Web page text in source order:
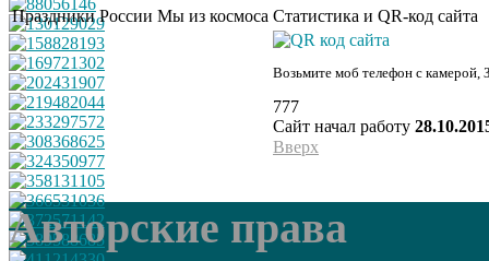
Праздники России Мы из космоса Статистика и QR-код сайта
Возьмите моб телефон с камерой,
777
Сайт начал работу
Вверх
Авторские права